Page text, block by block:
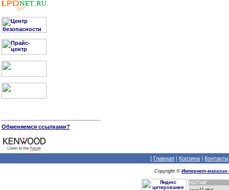
Обменяемся ссылками?
[ Главная | Корзина | Контакты
Copyright © Интернет-магазин